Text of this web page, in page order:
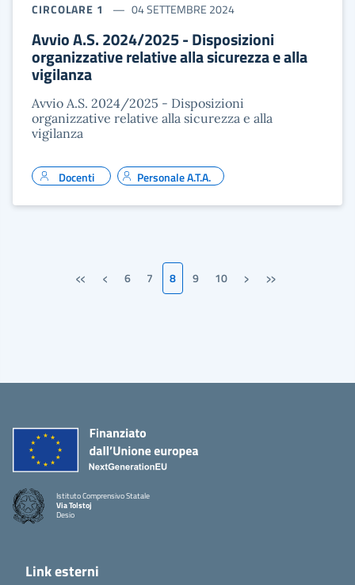
CIRCOLARE 1 04 SETTEMBRE 2024
Avvio A.S. 2024/2025 - Disposizioni
organizzative relative alla sicurezza e alla
vigilanza
Avvio A.S. 2024/2025 - Disposizioni
organizzative relative alla sicurezza e alla
vigilanza
Docenti Personale A.T.A.
«Prima pagina
‹Pagina precedente
6 7 8 9 10 Pagina successiva
› Ultima pagina
»
Istituto Comprensivo Statale
Via Tolstoj
Desio
Link esterni